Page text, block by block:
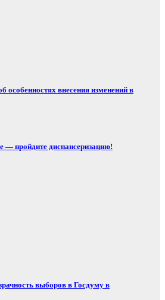
особенностях внесения изменений в
— пройдите диспансеризацию!
выборов в Госдуму в